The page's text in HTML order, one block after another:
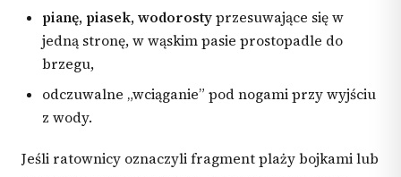
pianę, piasek, wodorostyprzesuwające się w
jedną stronę, w wąskim pasie prostopadle do
brzegu,
odczuwalne „wciąganie” pod nogami przy wyjściu
z wody.
Jeśli ratownicy oznaczyli fragment plaży bojkami lub